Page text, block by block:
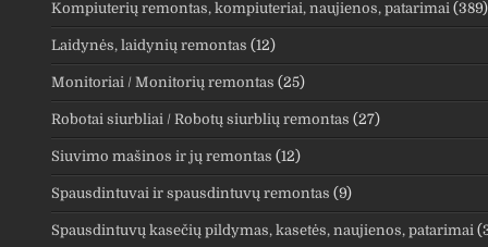
Kompiuterių remontas, kompiuteriai, naujienos, patarimai (389)
Laidynės, laidynių remontas (12)
Monitoriai / Monitorių remontas (25)
Robotai siurbliai / Robotų siurblių remontas (27)
Siuvimo mašinos ir jų remontas (12)
Spausdintuvai ir spausdintuvų remontas (9)
Spausdintuvų kasečių pildymas, kasetės, naujienos, patarimai